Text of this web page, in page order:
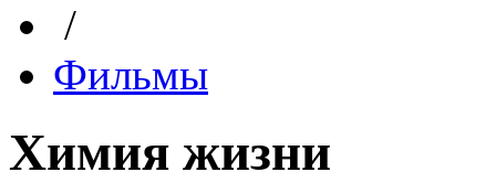
/
Фильмы
Химия жизни